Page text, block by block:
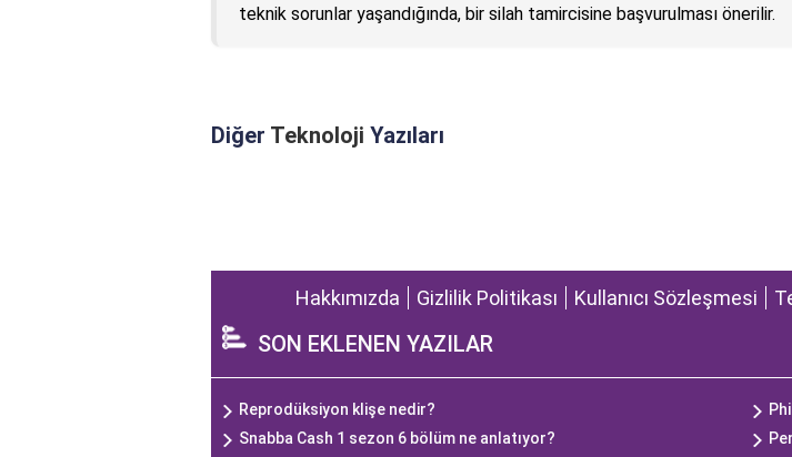
teknik sorunlar yaşandığında, bir silah tamircisine başvurulması önerilir.
Diğer Teknoloji Yazıları
Hakkımızda Gizlilik Politikası Kullanıcı Sözleşmesi
SON EKLENEN YAZILAR
Reprodüksiyon klişe nedir?
Snabba Cash 1 sezon 6 bölüm ne anlatıyor?